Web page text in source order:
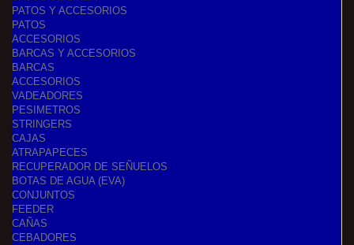
PATOS Y ACCESORIOS
PATOS
ACCESORIOS
BARCAS Y ACCESORIOS
BARCAS
ACCESORIOS
VADEADORES
PESIMETROS
STRINGERS
CAJAS
ATRAPAPECES
RECUPERADOR DE SEÑUELOS
BOTAS DE AGUA (EVA)
CONJUNTOS
FEEDER
CAÑAS
CEBADORES